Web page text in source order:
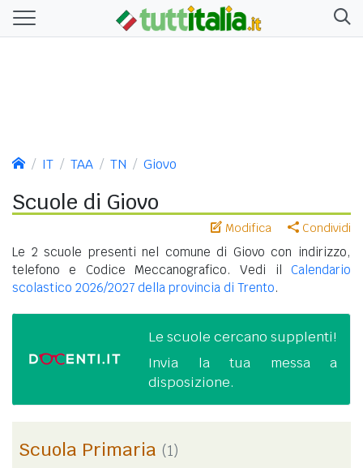
IT TAA TN Giovo
Scuole di Giovo
Modifica Condividi
Le 2 scuole presenti nel comune di Giovo con indirizzo,
telefono e Codice Meccanografico. Vedi il Calendario
scolastico 2026/2027 della provincia di Trento.
Le scuole cercano supplenti!
Invia la tua messa a
disposizione.
Scuola Primaria (1)